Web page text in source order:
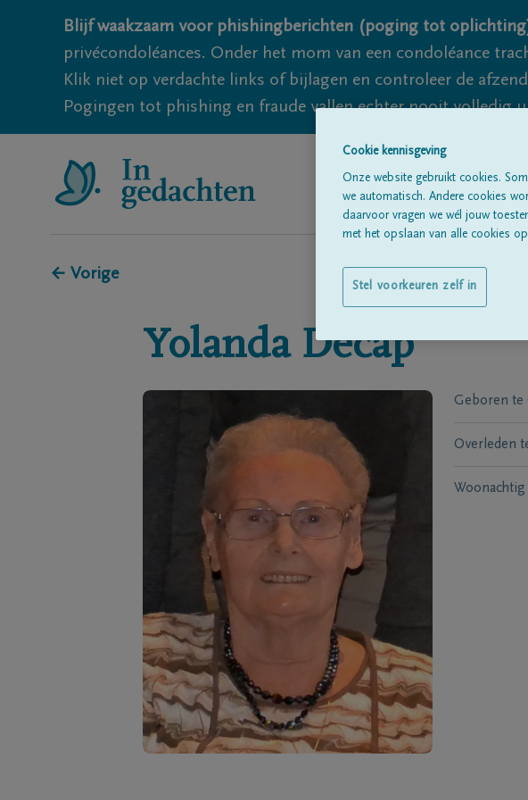
Blijf waakzaam voor phishingberichten (poging tot
privécondoléances. Onder het mom van een condoléance
Klik niet op verdachte links of bijlagen en controleer de
Pogingen tot phishing en fraude vallen echter nooit volledig
← Vorige
Yolanda Decap
Geboren te
Overleden
Woonachtig
Cookie kennisgeving
Onze website gebruikt cookies.
we automatisch. Andere cookies
daarvoor vragen we wél jouw
met het opslaan van alle cookies
Stel voorkeuren zelf in